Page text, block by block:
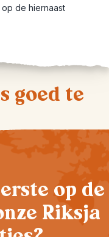
de hiernaast
goed te
op de
Riksja